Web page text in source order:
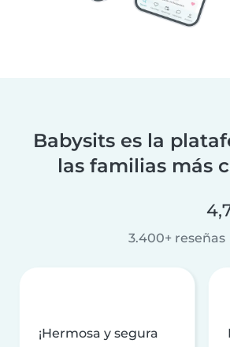
Babysits es la
las familias más
3.400+ reseñas
¡Hermosa y segura